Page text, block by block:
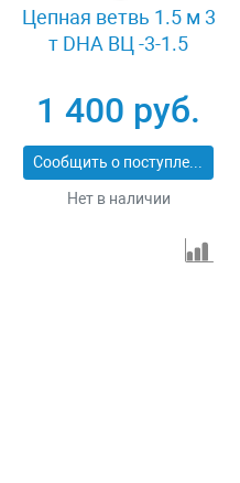
Цепная ветвь 1.5 м 3
т DHA ВЦ -3-1.5
1 400 руб.
Сообщить о поступлении
Нет в наличии